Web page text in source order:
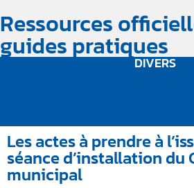
Ressources
guides pratiques
DIVERS
Les actes à prendre à
séance d’installation du
municipal